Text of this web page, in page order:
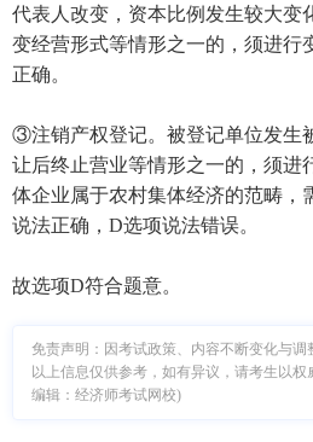
代表人改变，资本比例发生较大变
变经营形式等情形之一的，须进行
正确。
③注销产权登记。被登记单位发生
让后终止营业等情形之一的，须进
体企业属于农村集体经济的范畴，
说法正确，D选项说法错误。
故选项D符合题意。
免责声明：因考试政策、内容不断变化与
以上信息仅供参考，如有异议，请考生以
编辑：经济师考试网校)